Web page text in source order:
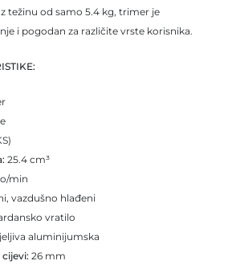
težinu od samo 5.4 kg, trimer je
i pogodan za različite vrste korisnika.
25.4 cm³
min
vazdušno hlađeni
vratilo
aluminijumska
26 mm